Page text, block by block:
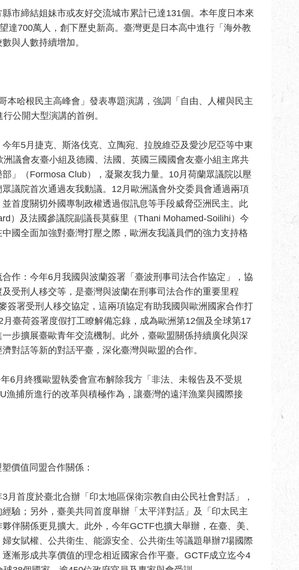
市締結姐妹市或友好交流城市累計已達131個。本年度日本來
達700萬人，創下歷史新高。臺灣更是日本高中進行「海外教
與人數持續增加。
本哈根民主高峰會」發表專題演講，強調「自由、人權與民主
公開大型演講的首例。
年5月捷克、斯洛伐克、立陶宛、拉脫維亞及愛沙尼亞等中東
議會友臺小組及德國、法國、英國三國國會友臺小組主席共
」（Formosa Club），凝聚友我力量。10月荷蘭眾議院以壓
議院首次通過友我動議。12月歐洲議會外交委員會通過兩項
首度關切外國專制政權透過假訊息等手段威脅亞洲民主。此
）及法國參議院副議長莫蘇里（Thani Mohamed-Soilihi）今
國全面加強對臺灣打壓之際，歐洲友我議員們的強力支持格
作：今年6月我國與波蘭簽署「臺波刑事司法合作協定」，協
受刑人移交等，是臺灣與波蘭在刑事司法合作的重要里程
簽署受刑人移交協定，這兩項協定有助我國與歐洲國家合作打
臺荷簽署度假打工瞭解備忘錄，成為歐洲第12個及全球第17
步擴展臺歐青年交流機制。此外，臺歐盟關係持續廣化與深
對話等新的對話平臺，深化臺灣與歐盟的合作。
6月終獲歐盟執委會宣布解除我方「非法、未報告及不受規
漁捕所進行的改革與積極作為，讓臺灣的遠洋漁業與國際接
價值同盟合作關係：
月首度於臺北合辦「印太地區保衛宗教自由公民社會對話」，
驗；另外，臺美共同首度舉辦「太平洋對話」及「印太民主
伴關係更見擴大。此外，今年GCTF也擴大舉辦，在臺、美、
女賦權、公共衛生、能源安全、公共衛生等議題舉辦7場國際
漸形成共享價值的理念相近國家合作平臺。GCTF成立迄今4